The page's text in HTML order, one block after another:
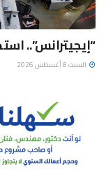
“إيجيترانس”..
السبت 8 أغسطس 2026